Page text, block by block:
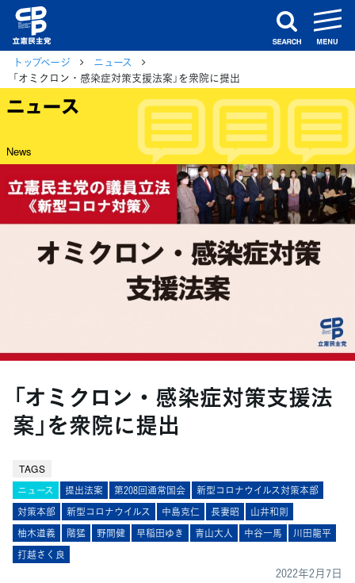
search
トップページ
ニュース
「オミクロン・感染症対策支援法案」を衆院に提出
ニュース
News
「オミクロン・感染症対策支援法
案」を衆院に提出
TAGS
ニュース 提出法案 第208回通常国会
新型コロナウイルス対策本部
対策本部
新型コロナウイルス 中島克仁 長妻昭
山井和則
柚木道義
階猛 野間健 早稲田ゆき 青山大人 中谷一馬
川田龍平
打越さく良
2022年2月7日